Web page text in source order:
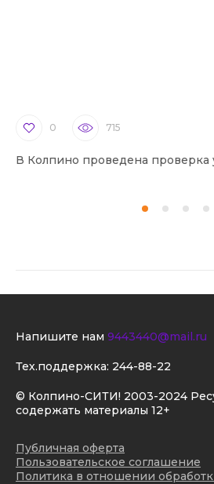
0 715
В Колпино проведена проверка
© Колпино-СИТИ! 2003-2024
содержать материалы 12+
Публичная оферта
Пользовательское соглашение
Политика в отношении
Напишите нам 9443440@mail.ru
Тех.поддержка: 244-88-22